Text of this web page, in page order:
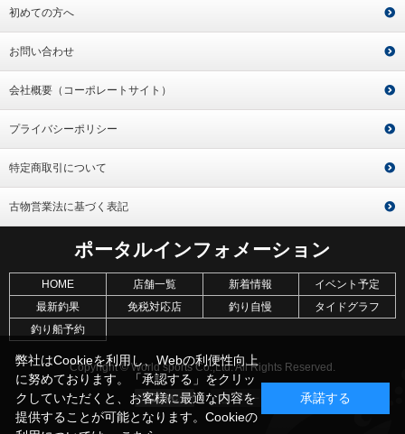
初めての方へ
お問い合わせ
会社概要（コーポレートサイト）
プライバシーポリシー
特定商取引について
古物営業法に基づく表記
ポータルインフォメーション
HOME 店舗一覧 新着情報
イベント予定
最新釣果
免税対応店 釣り自慢
タイドグラフ
釣り船予約
Copyright © World sports Co.,Ltd. All Rights Reserved.
弊社はCookieを利用し、Webの利便性向上
に努めております。「承認する」をクリッ
クしていただくと、お客様に最適な内容を
提供することが可能となります。Cookieの
承諾する